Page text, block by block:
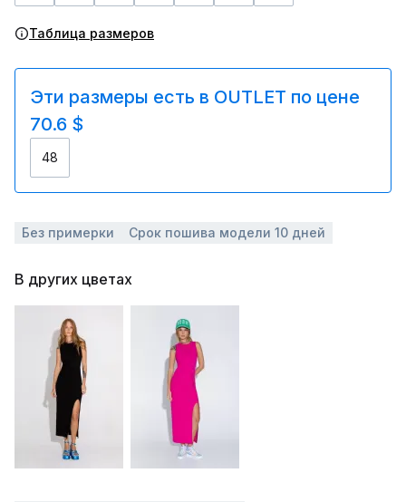
Таблица размеров
Эти размеры есть в OUTLET по цене
70.6 $
48
Без примерки Срок пошива модели 10 дней
В других цветах